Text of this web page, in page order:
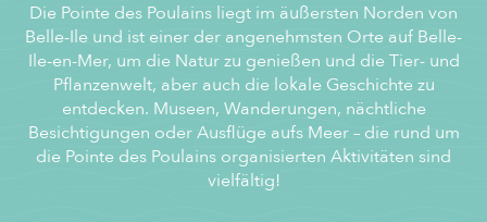
Die Pointe des Poulains liegt im äußersten Norden von
Belle-Ile und ist einer der angenehmsten Orte auf Belle-
Ile-en-Mer, um die Natur zu genießen und die Tier- und
Pflanzenwelt, aber auch die lokale Geschichte zu
entdecken. Museen, Wanderungen, nächtliche
Besichtigungen oder Ausflüge aufs Meer – die rund um
die Pointe des Poulains organisierten Aktivitäten sind
vielfältig!